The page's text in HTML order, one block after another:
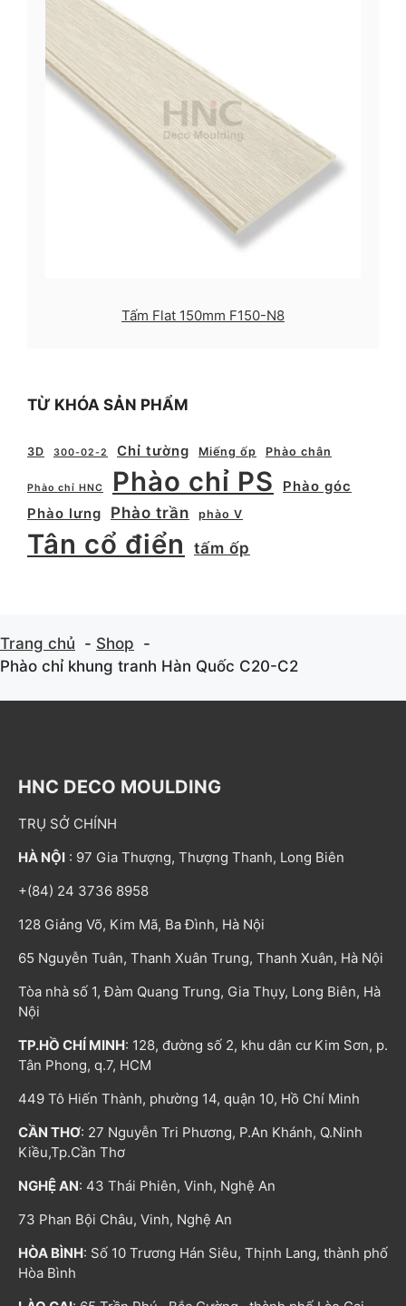
Tấm Flat 150mm F150-N8
TỪ KHÓA SẢN PHẨM
3D 300-02-2 Chỉ tường Miếng ốp Phào chân
Phào chỉ HNC Phào chỉ PS
Phào góc
Phào lưng
Phào trần phào V
Tân cổ điển tấm ốp
Trang chủ
Shop
Phào chỉ khung tranh Hàn Quốc C20-C2
HNC DECO MOULDING
TRỤ SỞ CHÍNH
HÀ NỘI : 97 Gia Thượng, Thượng Thanh, Long Biên
+(84) 24 3736 8958
128 Giảng Võ, Kim Mã, Ba Đình, Hà Nội
65 Nguyễn Tuân, Thanh Xuân Trung, Thanh Xuân, Hà Nội
Tòa nhà số 1, Đàm Quang Trung, Gia Thụy, Long Biên, Hà
Nội
TP.HỒ CHÍ MINH: 128, đường số 2, khu dân cư Kim Sơn, p.
Tân Phong, q.7, HCM
449 Tô Hiến Thành, phường 14, quận 10, Hồ Chí Minh
CẦN THƠ: 27 Nguyễn Tri Phương, P.An Khánh, Q.Ninh
Kiều,Tp.Cần Thơ
NGHỆ AN: 43 Thái Phiên, Vinh, Nghệ An
73 Phan Bội Châu, Vinh, Nghệ An
HÒA BÌNH: Số 10 Trương Hán Siêu, Thịnh Lang, thành phố
Hòa Bình